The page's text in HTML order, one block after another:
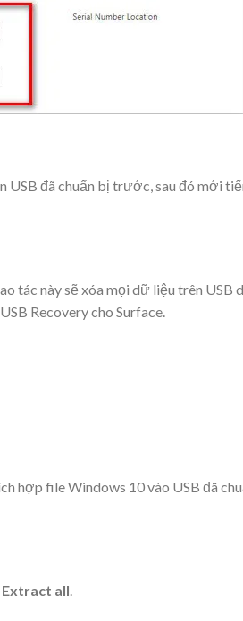
USB đã chuẩn bị trước, sau đó mới
tác này sẽ xóa mọi dữ liệu trên USB
Recovery cho Surface.
hợp file Windows 10 vào USB đã
Extract all.